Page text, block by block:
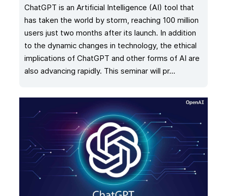
ChatGPT is an Artificial Intelligence (AI) tool that
has taken the world by storm, reaching 100 million
users just two months after its launch. In addition
to the dynamic changes in technology, the ethical
implications of ChatGPT and other forms of AI are
also advancing rapidly. This seminar will pr...